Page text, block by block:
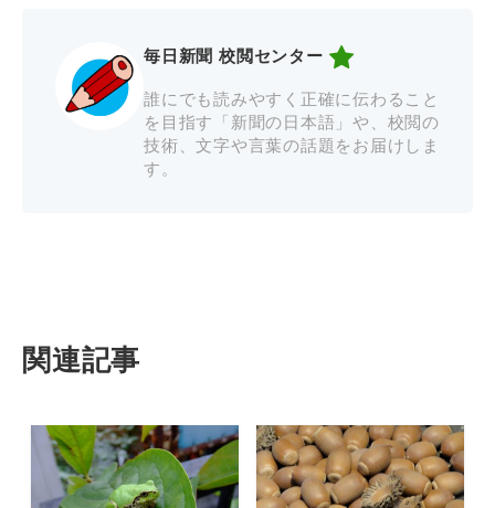
毎日新聞 校閲センター
誰にでも読みやすく正確に伝わること
を目指す「新聞の日本語」や、校閲の
技術、文字や言葉の話題をお届けしま
す。
関連記事